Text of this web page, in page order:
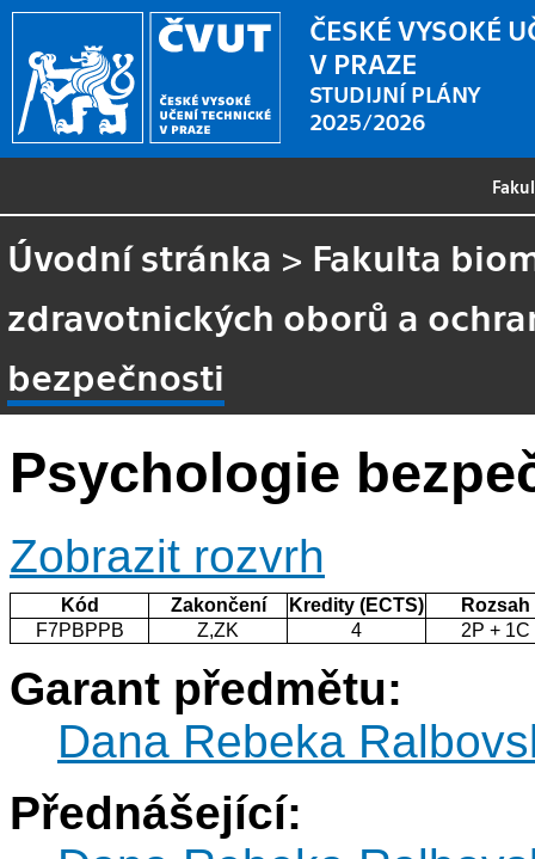
ČESKÉ VYSOKÉ
V PRAZE
STUDIJNÍ PLÁNY
2025/2026
Úvodní stránka > Fakulta
zdravotnických oborů a
bezpečnosti
Psychologie
Zobrazit rozvrh
Kód Zakončení Kredity (ECTS)
Rozsah
F7PBPPB
Z,ZK 4 2P + 1C
Garant předmětu:
Dana Rebeka
Přednášející: